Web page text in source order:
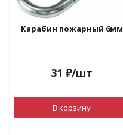
Карабин пожарный 6мм
31 ₽/шт
В корзину